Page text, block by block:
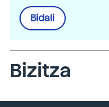
Bidali
Bizitza